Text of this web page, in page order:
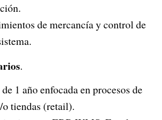
de mercancía y control de
.
1 año enfocada en procesos de
tiendas (retail).